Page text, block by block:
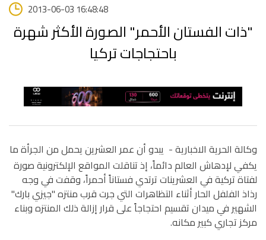
2013-06-03 16:48:48
"ذات الفستان الأحمر" الصورة الأكثر شهرة
باحتجاجات تركيا
وكالة الحرية الاخبارية - يبدو أن عمر العشرين يحمل من الجرأة ما
يكفي لإدهاش العالم دائماً، إذ تناقلت المواقع الإلكترونية صورة
لفتاة تركية في العشرينات ترتدي فستاناً أحمراً، وقفت في وجه
رذاذ الفلفل الحار أثناء التظاهرات التي جرت قرب منتزه "جيزي بارك"
الشهير في ميدان تقسيم احتجاجاً على قرار إزالة ذلك المنتزه وبناء
مركز تجاري كبير مكانه.